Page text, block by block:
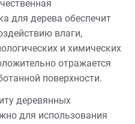
для дерева обеспечит
влаги,
и химических
отражается
поверхности.
деревянных
для использования